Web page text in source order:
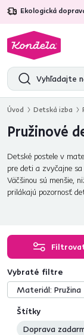
Ekologická
Úvod Detská izba
Pružinové
Detské postele v
pre deti a zvyčajne
Väčšinou sú menšie,
prilákajú pozornosť
Štítky
Doprava
Vybraté filtre
Materiál: Pružina